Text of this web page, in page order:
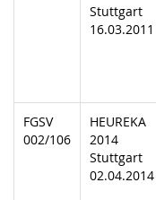
Stuttgart
16.03.2011
FGSV
002/106
HEUREKA
2014
Stuttgart
02.04.2014